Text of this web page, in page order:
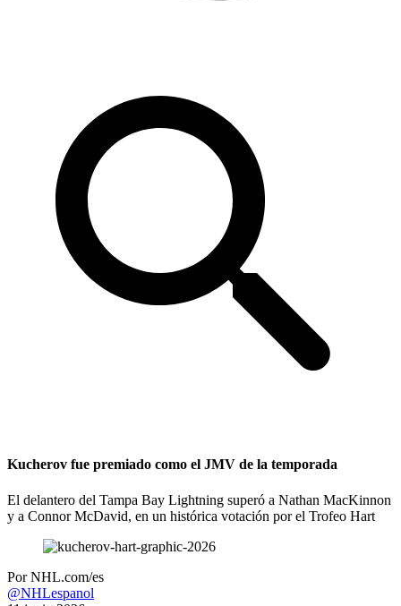
Kucherov fue premiado como el JMV de la temporada
El delantero del Tampa Bay Lightning superó a Nathan MacKinnon
y a Connor McDavid, en un histórica votación por el Trofeo Hart
Por NHL.com/es
@NHLespanol